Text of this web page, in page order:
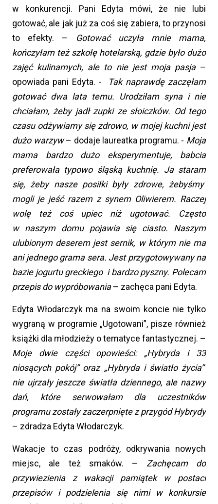
w konkurencji. Pani Edyta mówi, że nie lubi
gotować, ale jak już za coś się zabiera, to przynosi
to efekty. –
Gotować uczyła mnie mama,
kończyłam też szkołę hotelarską, gdzie było dużo
zajęć kulinarnych, ale to nie jest moja pasja–
opowiada pani Edyta. -
Tak naprawdę zaczęłam
gotować dwa lata temu. Urodziłam syna i nie
chciałam, żeby jadł zupki ze słoiczków. Od tego
czasu odżywiamy się zdrowo, w mojej kuchni jest
dużo warzyw– dodaje laureatka programu. - Moja
mama bardzo dużo eksperymentuje, babcia
preferowała typowo śląską kuchnię. Ja staram
się, żeby nasze posiłki były zdrowe, żebyśmy
mogli je jeść razem z synem Oliwierem. Raczej
wolę też coś upiec niż ugotować. Często
w naszym domu pojawia się ciasto. Naszym
ulubionym deserem jest sernik, w którym nie ma
ani jednego grama sera. Jest przygotowywany na
bazie jogurtu greckiego i bardzo pyszny. Polecam
przepis do wypróbowania– zachęca pani Edyta.
Edyta Włodarczyk ma na swoim koncie nie tylko
wygraną w programie „Ugotowani”, pisze również
książki dla młodzieży o tematyce fantastycznej. –
Moje dwie części opowieści: „Hybryda i 33
niosących pokój” oraz „Hybryda i światło życia”
nie ujrzały jeszcze światła dziennego, ale nazwy
dań, które serwowałam dla uczestników
programu zostały zaczerpnięte z przygód Hybrydy
– zdradza Edyta Włodarczyk.
Wakacje to czas podróży, odkrywania nowych
miejsc, ale też smaków. – Zachęcam do
przywiezienia z wakacji pamiątek w postaci
przepisów i podzielenia się nimi w konkursie